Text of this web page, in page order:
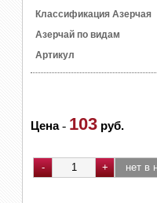
Классификация Азерчая
Азерчай по видам
Артикул
Цена- 103 руб.